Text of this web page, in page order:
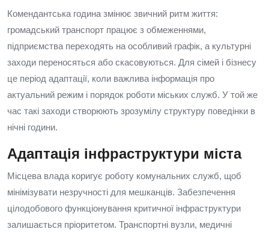
Комендантська година змінює звичний ритм життя:
громадський транспорт працює з обмеженнями,
підприємства переходять на особливий графік, а культурні
заходи переносяться або скасовуються. Для сімей і бізнесу
це період адаптації, коли важлива інформація про
актуальний режим і порядок роботи міських служб. У той же
час такі заходи створюють зрозумілу структуру поведінки в
нічні години.
Адаптація інфраструктури міста
Місцева влада коригує роботу комунальних служб, щоб
мінімізувати незручності для мешканців. Забезпечення
цілодобового функціонування критичної інфраструктури
залишається пріоритетом. Транспортні вузли, медичні